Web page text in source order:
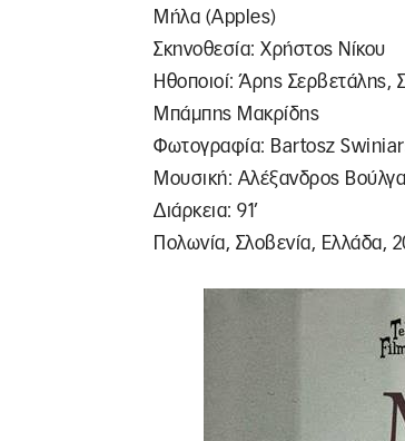
Μήλα (Apples)
Σκηνοθεσία: Χρήστος Νίκου
Ηθοποιοί: Άρης Σερβετάλης,
Μπάμπης Μακρίδης
Φωτογραφία: Bartosz
Μουσική: Αλέξανδρος
Διάρκεια: 91’
Πολωνία, Σλοβενία, Ελλάδα,